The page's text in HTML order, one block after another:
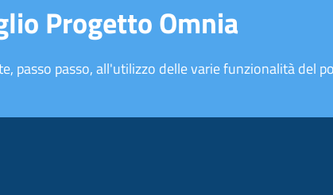
Progetto Omnia
passo passo, all'utilizzo delle varie funzionalità del